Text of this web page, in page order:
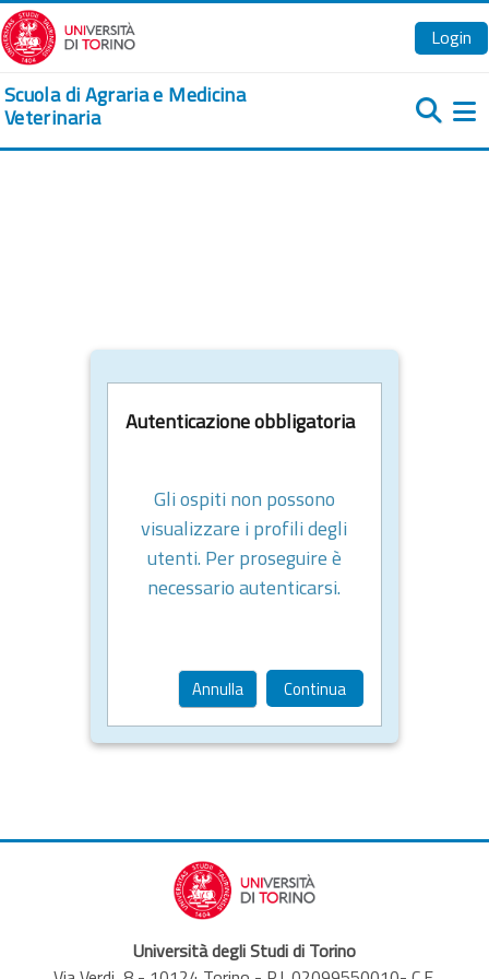
Vai al contenuto principale
Login
Scuola di Agraria e Medicina
Veterinaria
Autenticazione obbligatoria
Gli ospiti non possono
visualizzare i profili degli
utenti. Per proseguire è
necessario autenticarsi.
Annulla Continua
Università degli Studi di Torino